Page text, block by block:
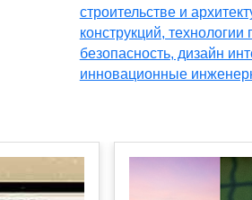
строительстве и
конструкций, технологии
безопасность, дизайн
инновационные